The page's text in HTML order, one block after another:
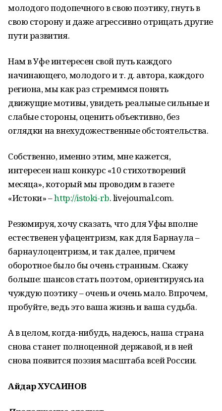
молодого подопечного в свою поэтику, гнуть в
свою сторону и даже агрессивно отрицать другие
пути развития.
Нам в Уфе интересен свой путь каждого
начинающего, молодого и т. д. автора, каждого
региона, мы как раз стремимся понять
движущие мотивы, увидеть реальные сильные и
слабые стороны, оценить объективно, без
оглядки на внехудожественные обстоятельства.
Собственно, именно этим, мне кажется,
интересен наш конкурс «10 стихотворений
месяца», который мы проводим в газете
«Истоки» –http://istoki-rb. livejoumal.com.
Резюмируя, хочу сказать, что для Уфы вполне
естественен уфацентризм, как для Барнаула –
барнаулоцентризм, и так далее, причем
оборотное было бы очень странным. Скажу
больше: шансов стать поэтом, ориентируясь на
чуждую поэтику – очень и очень мало. Впрочем,
пробуйте, ведь это ваша жизнь и ваша судьба.
А в целом, когда-нибудь, надеюсь, наша страна
снова станет полноценной державой, и в ней
снова появится поэзия масштаба всей России.
Айдар ХУСАИНОВ